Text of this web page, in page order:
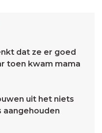
dat ze er goed
toen kwam mama
uit het niets
aangehouden